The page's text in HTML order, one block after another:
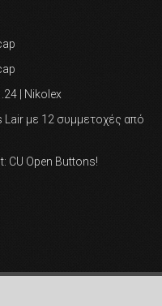
| Nikolex
Lair με 12 συμμετοχές από
CU Open Buttons!